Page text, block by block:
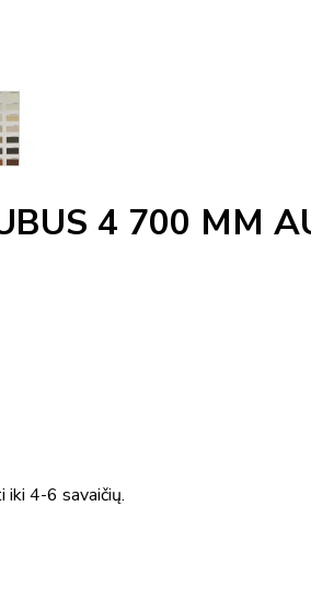
4 700 MM
4-6 savaičių.